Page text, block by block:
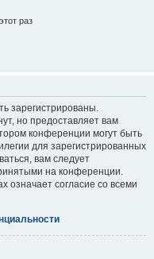
раз
зарегистрированы.
но предоставляет вам
конференции могут быть
для зарегистрированных
вам следует
на конференции.
означает согласие со всеми